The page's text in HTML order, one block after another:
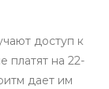
доступ к
платят на 22-
дает им